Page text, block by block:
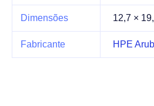
Dimensões 12,7 ×
Fabricante HPE